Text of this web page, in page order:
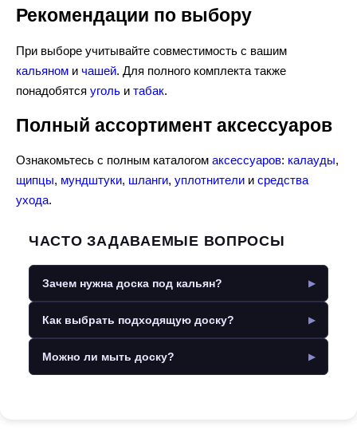
Рекомендации по выбору
При выборе учитывайте совместимость с вашим
кальяном и чашей. Для полного комплекта также
понадобятся уголь и табак.
Полный ассортимент аксессуаров
Ознакомьтесь с полным каталогом аксессуаров: калауды,
щипцы, мундштуки, шланги, уплотнители и средства
ухода.
ЧАСТО ЗАДАВАЕМЫЕ ВОПРОСЫ
Зачем нужна доска под кальян?
Как выбрать подходящую доску?
Можно ли мыть доску?